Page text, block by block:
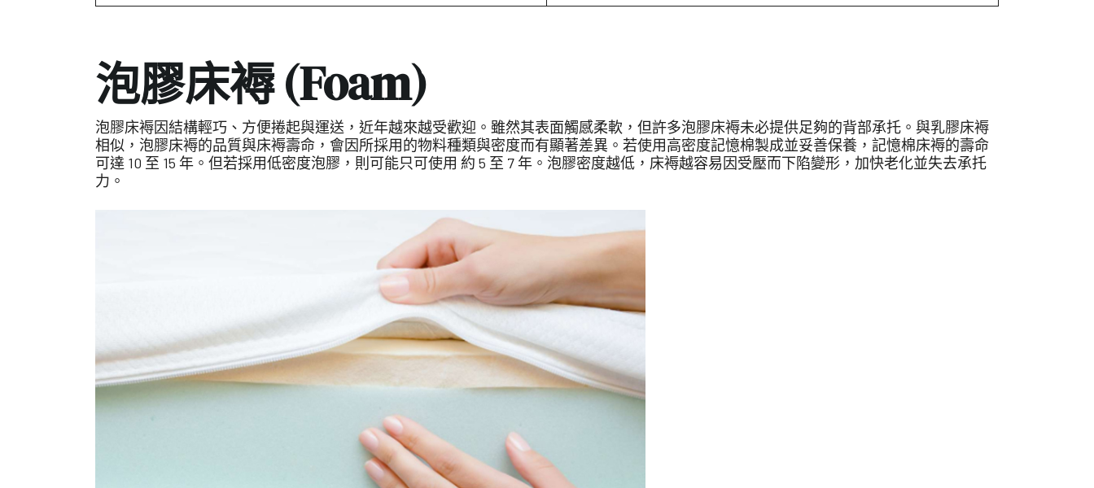
泡膠床褥 (Foam)
泡膠床褥因結構輕巧、方便捲起與運送，近年越來越受歡迎。雖然其表面觸感柔軟，但許多泡膠床褥未必提供足夠的背部承托。與乳膠床褥
相似，泡膠床褥的品質與床褥壽命，會因所採用的物料種類與密度而有顯著差異。若使用高密度記憶棉製成並妥善保養，記憶棉床褥的壽命
可達 10 至 15 年。但若採用低密度泡膠，則可能只可使用 約 5 至 7 年。泡膠密度越低，床褥越容易因受壓而下陷變形，加快老化並失去承托
力。